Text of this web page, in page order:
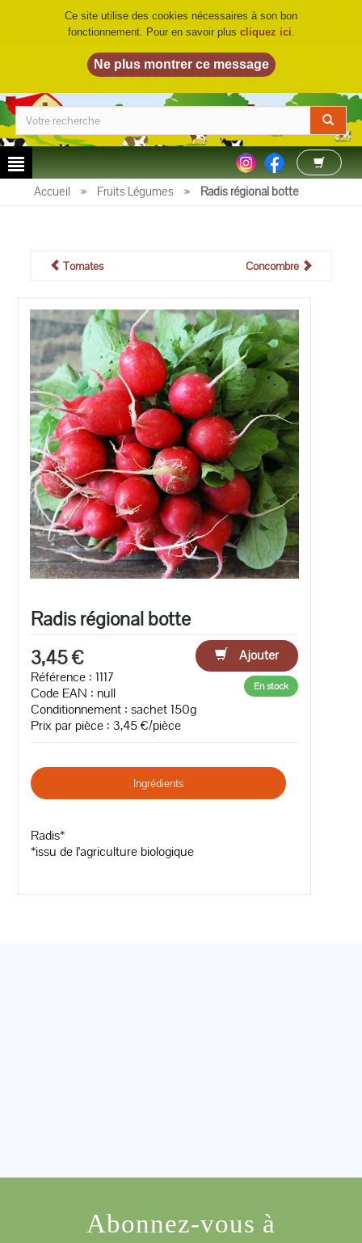
LA FERME DU BIO©
Accueil » Fruits Légumes » Radis régional botte
Tomates Concombre
Radis régional botte
3,45 €
Ajouter
Référence : 1117
Code EAN : null
Conditionnement : sachet 150g
Prix par pièce : 3,45 €/pièce
En stock
Ingrédients
Radis*
*issu de l'agriculture biologique
Abonnez-vous à
Ce site utilise des cookies nécessaires à son bon
fonctionnement. Pour en savoir plus cliquez ici.